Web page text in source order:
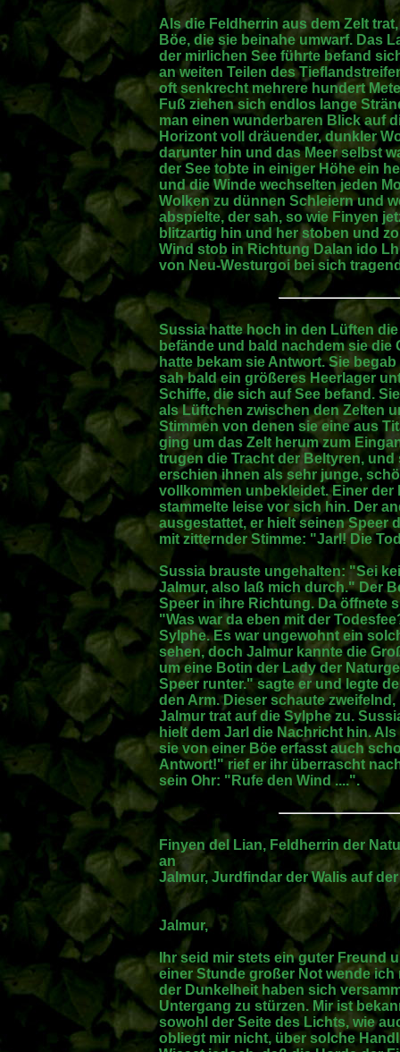
Als die Feldherrin aus dem Zelt
Böe, die sie beinahe umwarf. Das
der mirlichen See führte befand
an weiten Teilen des
oft senkrecht mehrere hundert
Fuß ziehen sich endlos lange
man einen wunderbaren Blick auf
Horizont voll dräuender, dunkler
darunter hin und das Meer selbst
der See tobte in einiger Höhe ein
und die Winde wechselten jeden
Wolken zu dünnen Schleiern und
abspielte, der sah, so wie Finyen
blitzartig hin und her stoben und
Wind stob in Richtung Dalan ido
von Neu-Westurgoi bei sich
Sussia hatte hoch in den Lüften
befände und bald nachdem sie die
hatte bekam sie Antwort. Sie
sah bald ein größeres Heerlager
Schiffe, die sich auf See befand.
als Lüftchen zwischen den Zelten
Stimmen von denen sie eine aus
ging um das Zelt herum zum
trugen die Tracht der Beltyren,
erschien ihnen als sehr junge,
vollkommen unbekleidet. Einer
stammelte leise vor sich hin. Der
ausgestattet, er hielt seinen Speer
mit zitternder Stimme: "Jarl! Die
Sussia brauste ungehalten: "Sei
Jalmur, also laß mich durch." Der
Speer in ihre Richtung. Da öffnete
"Was war da eben mit der
Sylphe. Es war ungewohnt ein
sehen, doch Jalmur kannte die
um eine Botin der Lady der
Speer runter." sagte er und legte
den Arm. Dieser schaute
Jalmur trat auf die Sylphe zu.
hielt dem Jarl die Nachricht hin.
sie von einer Böe erfasst auch
Antwort!" rief er ihr überrascht
sein Ohr: "Rufe den Wind ....".
Finyen del Lian, Feldherrin der
an
Jalmur, Jurdfindar der Walis auf
Jalmur,
Ihr seid mir stets ein guter Freund
einer Stunde großer Not wende
der Dunkelheit haben sich
Untergang zu stürzen. Mir ist
sowohl der Seite des Lichts, wie
obliegt mir nicht, über solche